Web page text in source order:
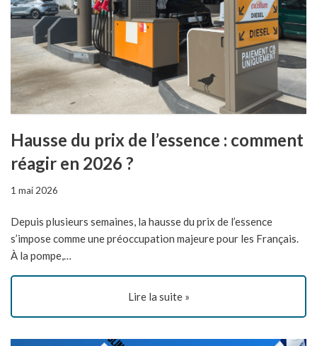
Hausse du prix de l’essence : comment
réagir en 2026 ?
1 mai 2026
Depuis plusieurs semaines, la hausse du prix de l’essence
s’impose comme une préoccupation majeure pour les Français.
À la pompe,…
Lire la suite »